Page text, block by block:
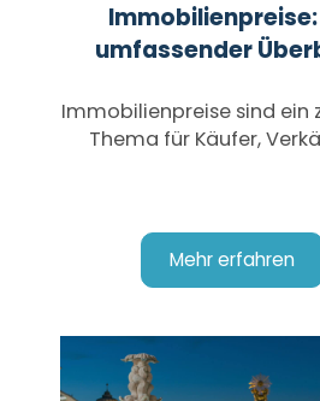
Immobilienpreise:
umfassender
Immobilienpreise sind ein
Thema für Käufer,
Mehr erfahren